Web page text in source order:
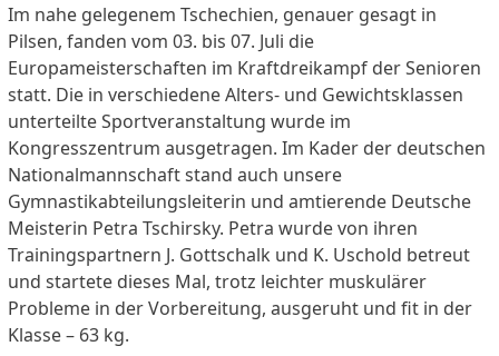
Im nahe gelegenem Tschechien, genauer gesagt in
Pilsen, fanden vom 03. bis 07. Juli die
Europameisterschaften im Kraftdreikampf der Senioren
statt. Die in verschiedene Alters- und Gewichtsklassen
unterteilte Sportveranstaltung wurde im
Kongresszentrum ausgetragen. Im Kader der deutschen
Nationalmannschaft stand auch unsere
Gymnastikabteilungsleiterin und amtierende Deutsche
Meisterin Petra Tschirsky. Petra wurde von ihren
Trainingspartnern J. Gottschalk und K. Uschold betreut
und startete dieses Mal, trotz leichter muskulärer
Probleme in der Vorbereitung, ausgeruht und fit in der
Klasse – 63 kg.